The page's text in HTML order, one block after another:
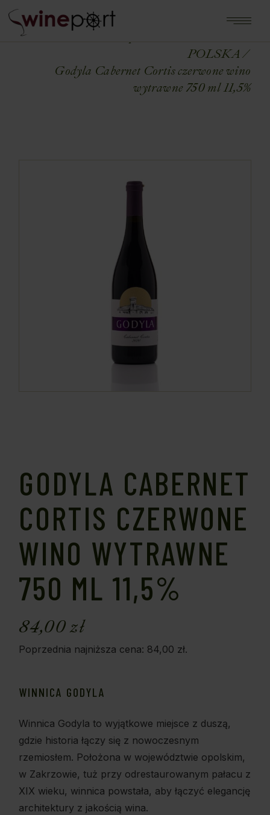
POLSKA
Godyla Cabernet Cortis czerwone wino
wytrawne 750 ml 11,5%
GODYLA CABERNET
CORTIS CZERWONE
WINO WYTRAWNE
750 ML 11,5%
84,00zł
Poprzednia najniższa cena: 84,00 zł.
WINNICA GODYLA
Winnica Godyla to wyjątkowe miejsce z duszą,
gdzie historia łączy się z nowoczesnym
rzemiosłem. Położona w województwie opolskim,
w Zakrzowie, tuż przy odrestaurowanym pałacu z
XIX wieku, winnica powstała, aby łączyć elegancję
architektury z jakością wina.